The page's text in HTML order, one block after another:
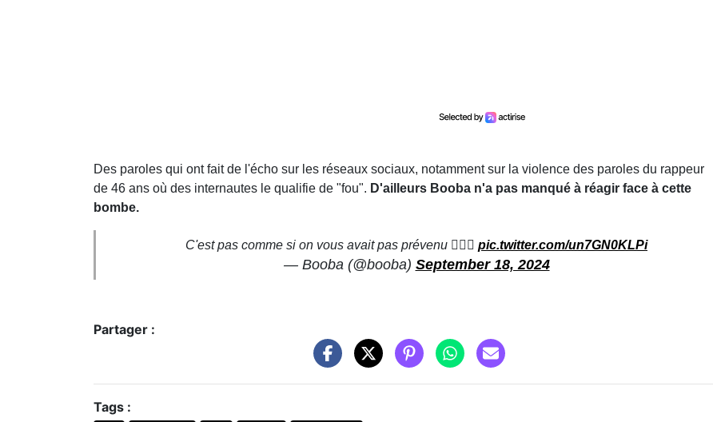
Des paroles qui ont fait de l'écho sur les réseaux sociaux, notamment sur la violence des paroles du rappeur
de 46 ans où des internautes le qualifie de "fou". D'ailleurs Booba n'a pas manqué à réagir face à cette
bombe.
C'est pas comme si on vous avait pas prévenu 🤷🏾‍♂️ pic.twitter.com/un7GN0KLPi
— Booba (@booba) September 18, 2024
Partager :
Tags :